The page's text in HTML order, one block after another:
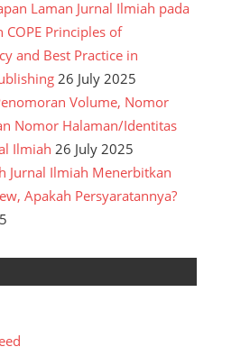
Laman Jurnal Ilmiah pada
COPE Principles of
and Best Practice in
26 July 2025
Volume, Nomor
Nomor Halaman/Identitas
Ilmiah 26 July 2025
Jurnal Ilmiah Menerbitkan
Apakah Persyaratannya?